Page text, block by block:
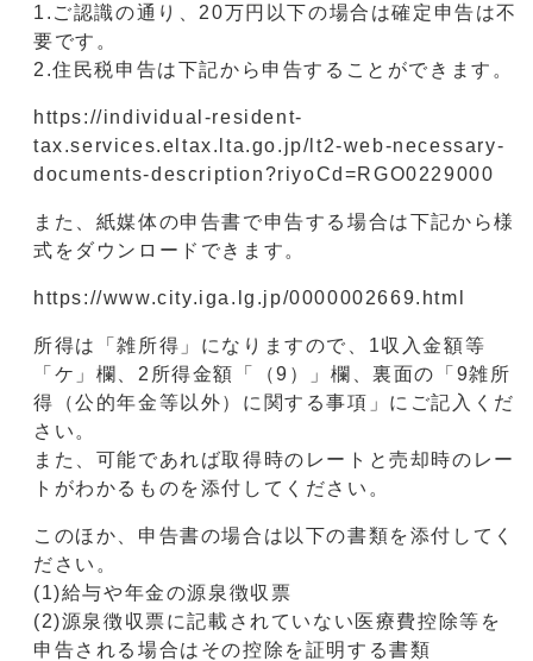
1.ご認識の通り、20万円以下の場合は確定申告は不
要です。
2.住民税申告は下記から申告することができます。
https://individual-resident-
tax.services.eltax.lta.go.jp/lt2-web-necessary-
documents-description?riyoCd=RGO0229000
また、紙媒体の申告書で申告する場合は下記から様
式をダウンロードできます。
https://www.city.iga.lg.jp/0000002669.html
所得は「雑所得」になりますので、1収入金額等
「ケ」欄、2所得金額「（9）」欄、裏面の「9雑所
得（公的年金等以外）に関する事項」にご記入くだ
さい。
また、可能であれば取得時のレートと売却時のレー
トがわかるものを添付してください。
このほか、申告書の場合は以下の書類を添付してく
ださい。
(1)給与や年金の源泉徴収票
(2)源泉徴収票に記載されていない医療費控除等を
申告される場合はその控除を証明する書類